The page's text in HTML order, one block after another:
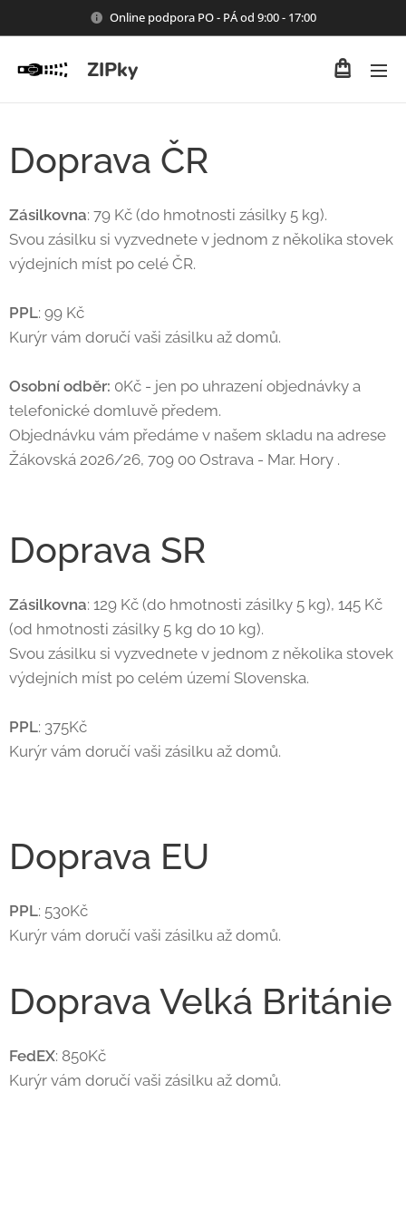
Online podpora PO - PÁ od 9:00 - 17:00
ZIPky
Doprava ČR
Zásilkovna: 79 Kč (do hmotnosti zásilky 5 kg).
Svou zásilku si vyzvednete v jednom z několika stovek
výdejních míst po celé ČR.
PPL: 99 Kč
Kurýr vám doručí vaši zásilku až domů.
Osobní odběr: 0Kč - jen po uhrazení objednávky a
telefonické domluvě předem.
Objednávku vám předáme v našem skladu na adrese
Žákovská 2026/26, 709 00 Ostrava - Mar. Hory .
Doprava SR
Zásilkovna: 129 Kč (do hmotnosti zásilky 5 kg), 145 Kč
(od hmotnosti zásilky 5 kg do 10 kg).
Svou zásilku si vyzvednete v jednom z několika stovek
výdejních míst po celém území Slovenska.
PPL: 375Kč
Kurýr vám doručí vaši zásilku až domů.
Doprava EU
PPL: 530Kč
Kurýr vám doručí vaši zásilku až domů.
Doprava Velká Británie
FedEX: 850Kč
Kurýr vám doručí vaši zásilku až domů.